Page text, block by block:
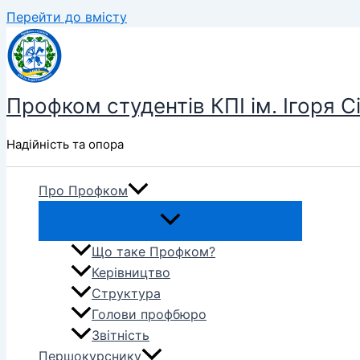
Перейти до вмісту
Профком студентів КПІ ім. Ігоря
Надійність та опора
Про Профком
Що таке Профком?
Керівництво
Структура
Голови профбюро
Звітність
Першокурснику